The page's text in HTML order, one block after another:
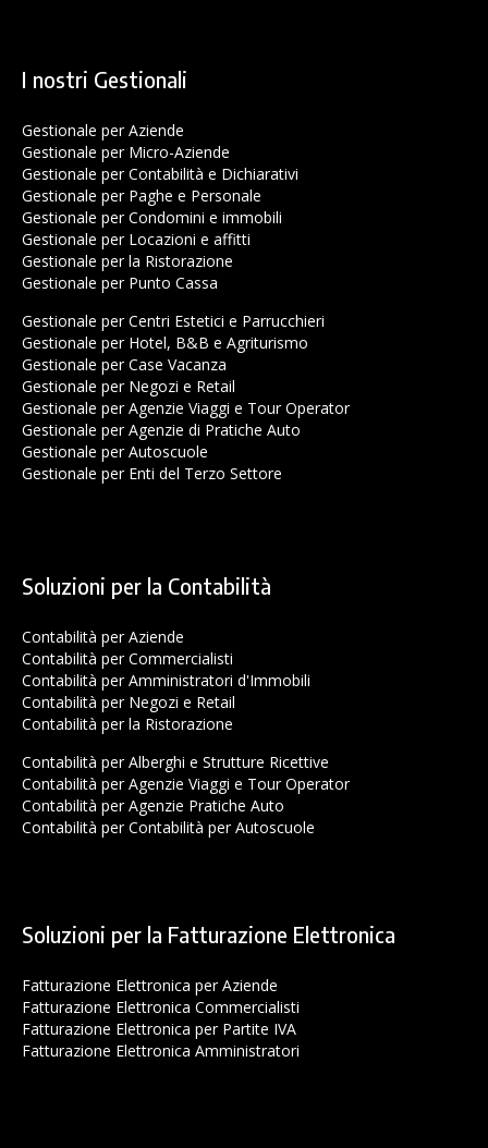
I nostri Gestionali
Gestionale per Aziende
Gestionale per Micro-Aziende
Gestionale per Contabilità e Dichiarativi
Gestionale per Paghe e Personale
Gestionale per Condomini e immobili
Gestionale per Locazioni e affitti
Gestionale per la Ristorazione
Gestionale per Punto Cassa
Gestionale per Centri Estetici e Parrucchieri
Gestionale per Hotel, B&B e Agriturismo
Gestionale per Case Vacanza
Gestionale per Negozi e Retail
Gestionale per Agenzie Viaggi e Tour Operator
Gestionale per Agenzie di Pratiche Auto
Gestionale per Autoscuole
Gestionale per Enti del Terzo Settore
Soluzioni per la Contabilità
Contabilità per Aziende
Contabilità per Commercialisti
Contabilità per Amministratori d'Immobili
Contabilità per Negozi e Retail
Contabilità per la Ristorazione
Contabilità per Alberghi e Strutture Ricettive
Contabilità per Agenzie Viaggi e Tour Operator
Contabilità per Agenzie Pratiche Auto
Contabilità per Contabilità per Autoscuole
Soluzioni per la Fatturazione Elettronica
Fatturazione Elettronica per Aziende
Fatturazione Elettronica Commercialisti
Fatturazione Elettronica per Partite IVA
Fatturazione Elettronica Amministratori